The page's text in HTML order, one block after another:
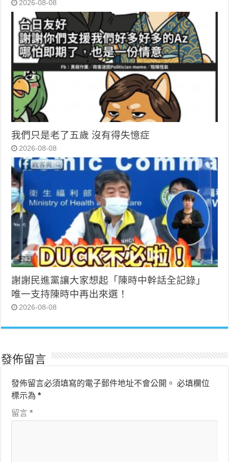
2026-08-08
我們只是老了五歲 沒有得失憶症
2026-08-08
謝謝民進黨讓大家想起「陳時中幹話全記錄」
唯一支持陳時中再出來選！
2026-08-08
發佈留言
發佈留言必須填寫的電子郵件地址不會公開。 必填欄位
標示為*
留言*